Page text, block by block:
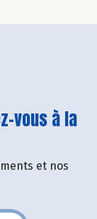
vous à la
et nos